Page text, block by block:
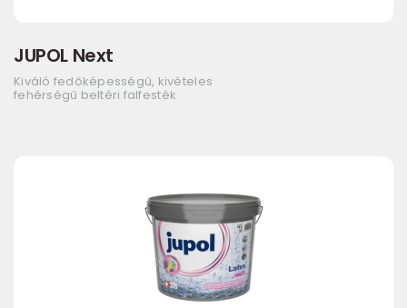
JUPOL Next
Kiváló fedőképességű, kivételes
fehérségű beltéri falfesték